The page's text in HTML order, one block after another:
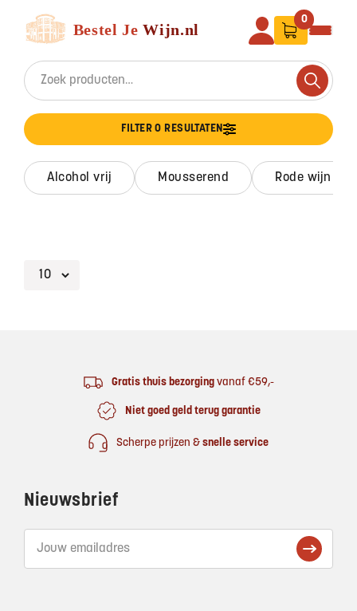
Search for:
Search
0
FILTER 0 RESULTATEN
alcohol vrij mousserend rode wijn
Gratis thuis bezorgingvanaf €59,-
Niet goed geld terug garantie
Scherpe prijzen & snelle service
Nieuwsbrief